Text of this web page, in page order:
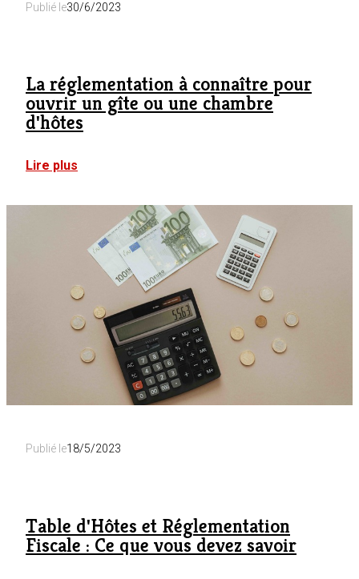
Publié le30/6/2023
La réglementation à connaître pour
ouvrir un gîte ou une chambre
d'hôtes
Lire plus
connaître
pour
ouvrir
gîte
ou
une
chambre
d'hôtes
Publié le18/5/2023
Table d'Hôtes et Réglementation
Fiscale : Ce que vous devez savoir